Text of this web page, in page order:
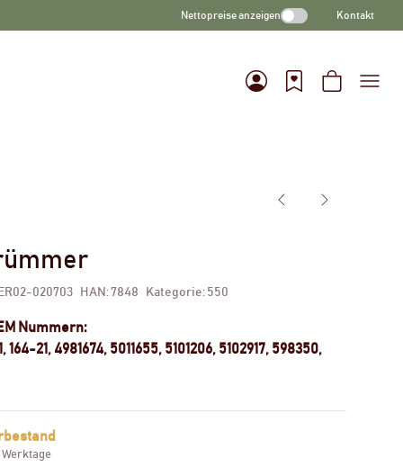
Nettopreise anzeigen Kontakt
ER02-020703 HAN:7848 Kategorie: 550
Nummern:
164-21, 4981674, 5011655, 5101206, 5102917, 598350,
Werktage